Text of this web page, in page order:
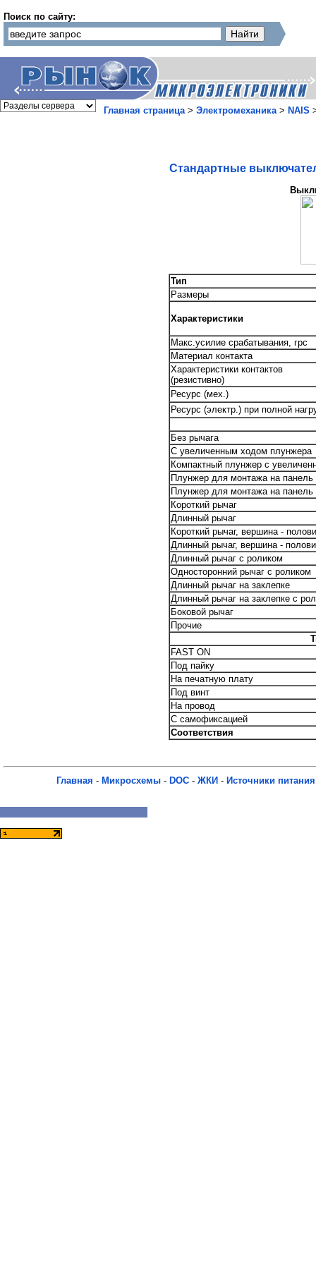
Поиск по сайту:
Главная страница> Электромеханика> NAIS
Стандартные
Тип
Размеры
Характеристики
Макс.усилие срабатывания, грс
Материал контакта
Характеристики контактов
(резистивно)
Ресурс (мех.)
Ресурс (электр.) при полной
Без рычага
С увеличенным ходом плунжера
Компактный плунжер с
Плунжер для монтажа на панель
Плунжер для монтажа на панель
Короткий рычаг
Длинный рычаг
Короткий рычаг, вершина -
Длинный рычаг, вершина -
Длинный рычаг с роликом
Односторонний рычаг с роликом
Длинный рычаг на заклепке
Длинный рычаг на заклепке с
Боковой рычаг
Прочие
FAST ON
Под пайку
На печатную плату
Под винт
На провод
С самофиксацией
Соответствия
Главная - Микросхемы - DOC - ЖКИ - Источники питания